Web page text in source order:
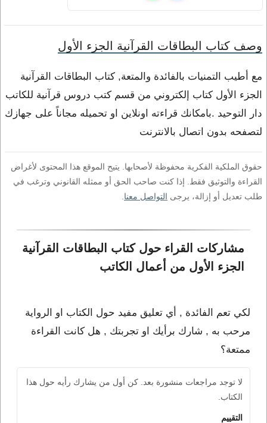
وصف كتاب البطاقات القرآنية الجزء الأول
مع أطيب التمنيات بالفائدة والمتعة, كتاب البطاقات القرآنية
الجزء الأول كتاب إلكتروني من قسم كتب دروس قرآنية للكاتب
دار التوحيد .بامكانك قراءته اونلاين او تحميله مجاناً على جهازك
لتصفحه بدون اتصال بالانترنت
حقوق الملكية الفكرية محفوظة لأصحابها. يتيح الموقع هذا المحتوى لأغراض
القراءة والتوثيق فقط. إذا كنت صاحب الحق أو ممثله القانوني وترغب في
طلب تعديل أو إزالة، يرجى التواصل معنا
مشاركات القراء حول كتاب البطاقات القرآنية
الجزء الأول من أعمال الكاتب
لكي تعم الفائدة , أي تعليق مفيد حول الكتاب او الرواية
مرحب به , شارك برأيك او تجربتك , هل كانت القراءة
ممتعة؟
لا توجد مراجعات منشورة بعد. كن أول من يشارك رأيه حول هذا
الكتاب.
التقييم